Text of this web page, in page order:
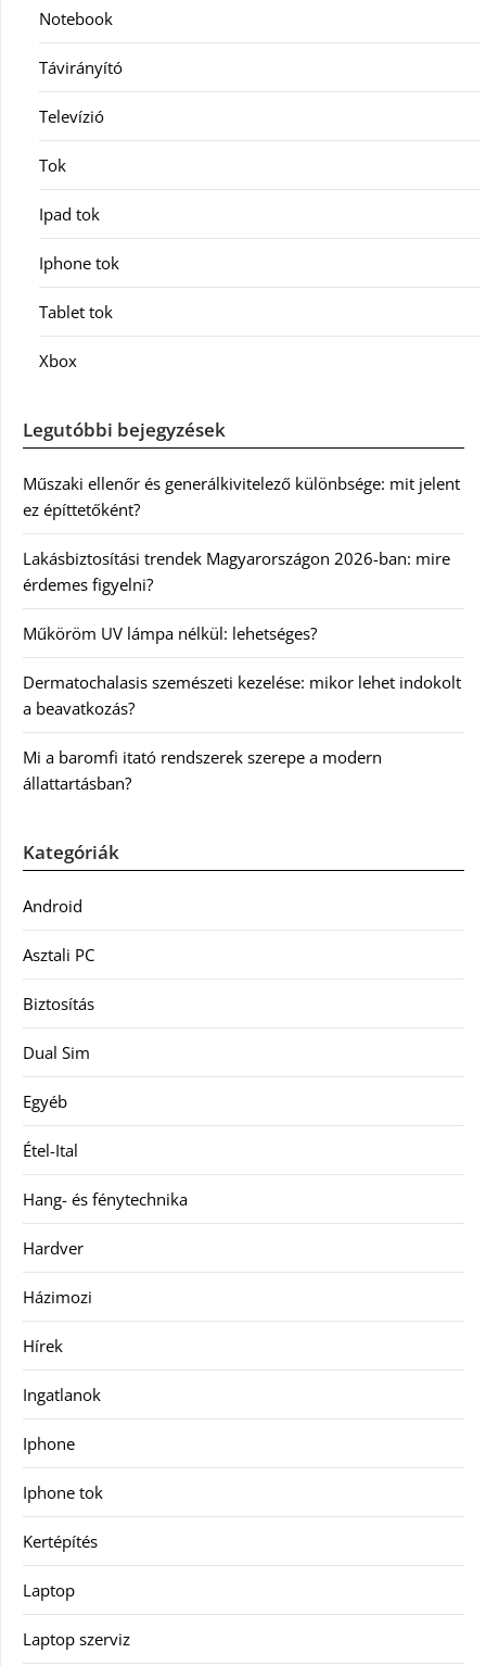
Notebook
Távirányító
Televízió
Tok
Ipad tok
Iphone tok
Tablet tok
Xbox
Legutóbbi bejegyzések
Műszaki ellenőr és generálkivitelező különbsége: mit jelent
ez építtetőként?
Lakásbiztosítási trendek Magyarországon 2026-ban: mire
érdemes figyelni?
Műköröm UV lámpa nélkül: lehetséges?
Dermatochalasis szemészeti kezelése: mikor lehet indokolt
a beavatkozás?
Mi a baromfi itató rendszerek szerepe a modern
állattartásban?
Kategóriák
Android
Asztali PC
Biztosítás
Dual Sim
Egyéb
Étel-Ital
Hang- és fénytechnika
Hardver
Házimozi
Hírek
Ingatlanok
Iphone
Iphone tok
Kertépítés
Laptop
Laptop szerviz